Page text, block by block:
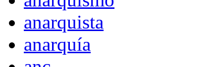
anarquista
anarquía